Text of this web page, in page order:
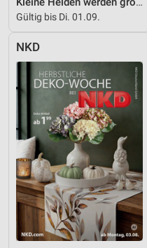
Gültig bis Di. 01.09.
NKD
Performance
Funktional
Werbung